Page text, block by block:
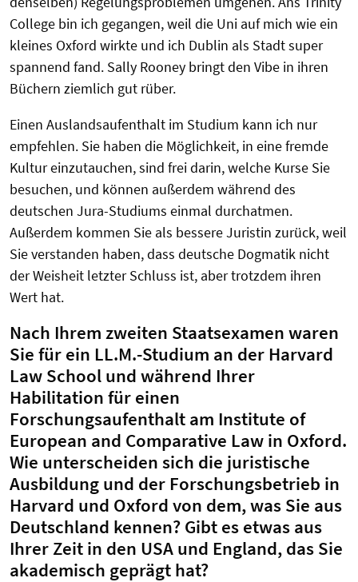
College bin ich gegangen, weil die Uni auf mich wie ein
kleines Oxford wirkte und ich Dublin als Stadt super
spannend fand. Sally Rooney bringt den Vibe in ihren
Büchern ziemlich gut rüber.
Einen Auslandsaufenthalt im Studium kann ich nur
empfehlen. Sie haben die Möglichkeit, in eine fremde
Kultur einzutauchen, sind frei darin, welche Kurse Sie
besuchen, und können außerdem während des
deutschen Jura-Studiums einmal durchatmen.
Außerdem kommen Sie als bessere Juristin zurück, weil
Sie verstanden haben, dass deutsche Dogmatik nicht
der Weisheit letzter Schluss ist, aber trotzdem ihren
Wert hat.
Nach Ihrem zweiten Staatsexamen waren
Sie für ein LL.M.-Studium an der Harvard
Law School und während Ihrer
Habilitation für einen
Forschungsaufenthalt am Institute of
European and Comparative Law in Oxford.
Wie unterscheiden sich die juristische
Ausbildung und der Forschungsbetrieb in
Harvard und Oxford von dem, was Sie aus
Deutschland kennen? Gibt es etwas aus
Ihrer Zeit in den USA und England, das Sie
akademisch geprägt hat?